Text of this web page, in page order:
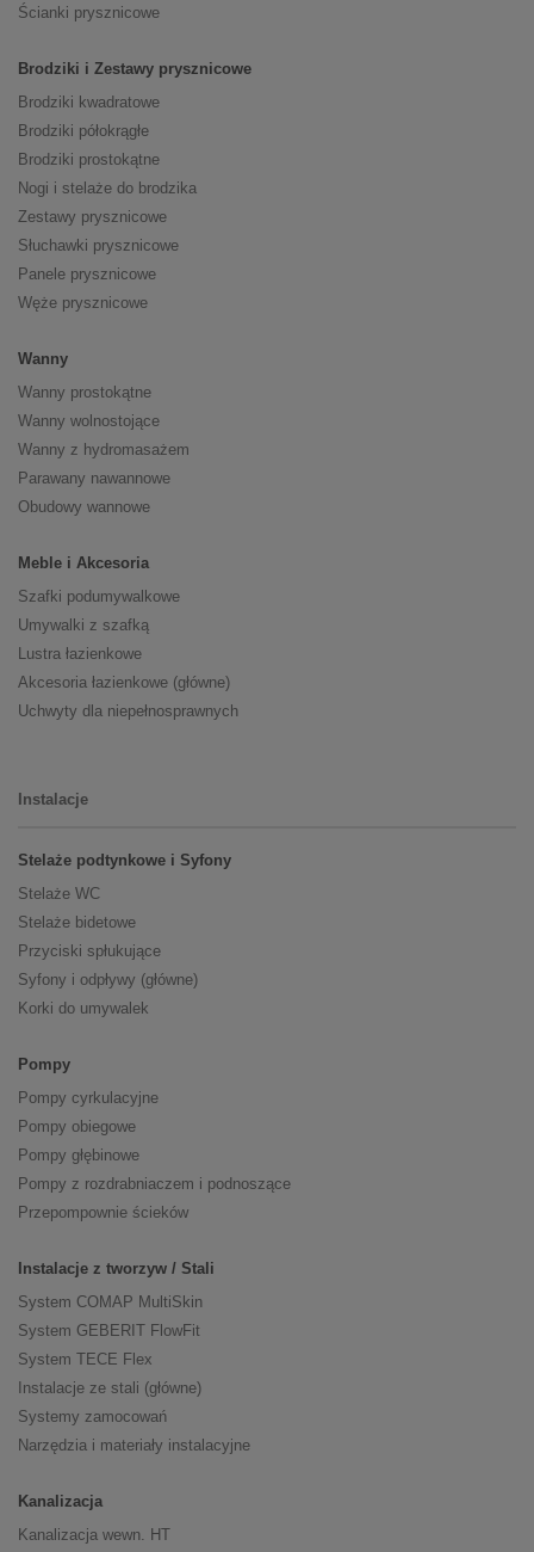
Ścianki prysznicowe
Brodziki i Zestawy prysznicowe
Brodziki kwadratowe
Brodziki półokrągłe
Brodziki prostokątne
Nogi i stelaże do brodzika
Zestawy prysznicowe
Słuchawki prysznicowe
Panele prysznicowe
Węże prysznicowe
Wanny
Wanny prostokątne
Wanny wolnostojące
Wanny z hydromasażem
Parawany nawannowe
Obudowy wannowe
Meble i Akcesoria
Szafki podumywalkowe
Umywalki z szafką
Lustra łazienkowe
Akcesoria łazienkowe (główne)
Uchwyty dla niepełnosprawnych
Instalacje
Stelaże podtynkowe i Syfony
Stelaże WC
Stelaże bidetowe
Przyciski spłukujące
Syfony i odpływy (główne)
Korki do umywalek
Pompy
Pompy cyrkulacyjne
Pompy obiegowe
Pompy głębinowe
Pompy z rozdrabniaczem i podnoszące
Przepompownie ścieków
Instalacje z tworzyw / Stali
System COMAP MultiSkin
System GEBERIT FlowFit
System TECE Flex
Instalacje ze stali (główne)
Systemy zamocowań
Narzędzia i materiały instalacyjne
Kanalizacja
Kanalizacja wewn. HT